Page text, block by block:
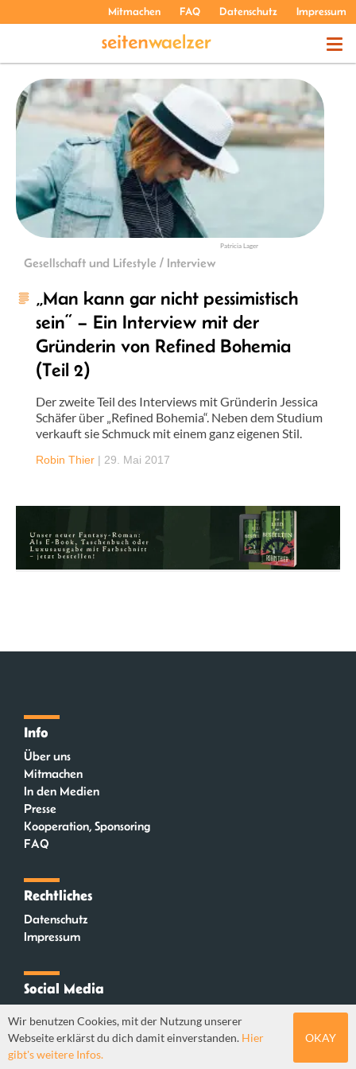
Mitmachen FAQ Datenschutz Impressum
THEMEN
PODCASTS
ÜBER UNS
Patricia Lager
Gesellschaft und Lifestyle / Interview
„Man kann gar nicht pessimistisch
sein“ – Ein Interview mit der
Gründerin von Refined Bohemia
(Teil 2)
Der zweite Teil des Interviews mit Gründerin Jessica
Schäfer über „Refined Bohemia“. Neben dem Studium
verkauft sie Schmuck mit einem ganz eigenen Stil.
Robin Thier | 29. Mai 2017
Info
Über uns
Mitmachen
In den Medien
Presse
Kooperation, Sponsoring
FAQ
Rechtliches
Datenschutz
Impressum
Social Media
Mastodon
Wir benutzen Cookies, mit der Nutzung unserer
Webseite erklärst du dich damit einverstanden. Hier
gibt's weitere Infos.
OKAY